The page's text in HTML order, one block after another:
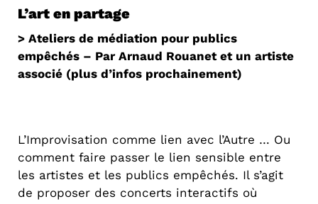
L’art en partage
> Ateliers de médiation pour publics
empêchés – Par Arnaud Rouanet et un artiste
associé (plus d’infos prochainement)
L’Improvisation comme lien avec l’Autre … Ou
comment faire passer le lien sensible entre
les artistes et les publics empêchés. Il s’agit
de proposer des concerts interactifs où